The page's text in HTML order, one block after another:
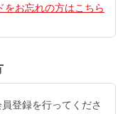
をお忘れの方はこちら
登録を行ってくださ